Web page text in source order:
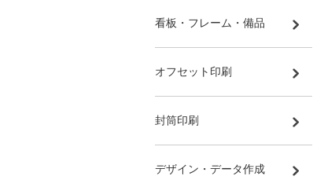
看板・フレーム・備品
オフセット印刷
封筒印刷
デザイン・データ作成